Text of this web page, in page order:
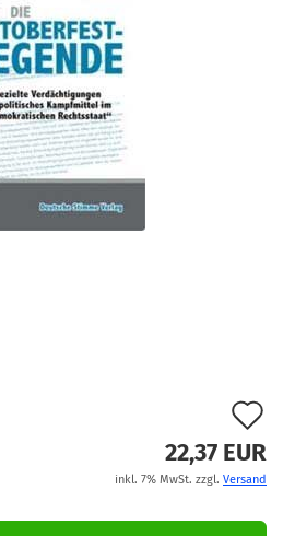
22,37 EUR
inkl. 7% MwSt. zzgl. Versand